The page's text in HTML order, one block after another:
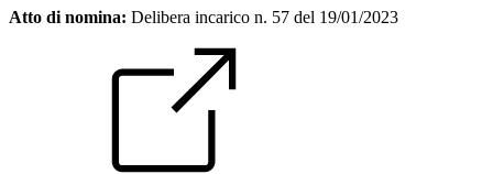
Atto di nomina: Delibera incarico n. 57 del 19/01/2023